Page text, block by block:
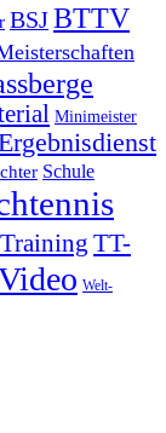
BSJBTTV
Minimeister
Schule
Training TT-
Welt-